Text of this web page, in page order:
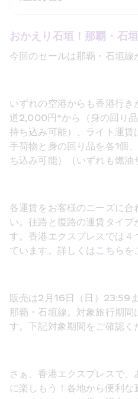
おかえり石垣！那覇・石
今回のセールは那覇・石垣線
いずれの空港からも香港行
道2,000円*から（身の回り
持ち込み可能）、ライト運
手荷物と身の回り品を各1個
ち込み可能）（いずれも燃油
各運賃をお客様のニーズに合
い。往路と復路の運賃タイ
す。香港エクスプレスでは４
ています。詳しくは こちら を
販売は2月16日（日）23:59
那覇・石垣線。対象旅行期間
す。下記対象期間をご確認く
さぁ、香港エクスプレスで
に楽しもう！各地から便利